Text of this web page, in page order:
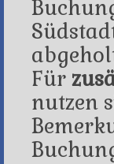
Für
nutzen